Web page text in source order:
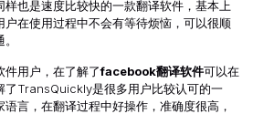
样也是速度比较快的一款翻译软件，基本上
户在使用过程中不会有等待烦恼，可以很顺
件用户，在了解了facebook翻译软件可以在
了TransQuickly是很多用户比较认可的一
言，在翻译过程中好操作，准确度很高，